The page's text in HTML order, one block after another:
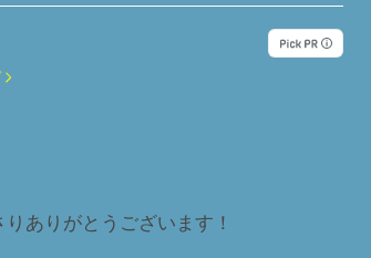
ありがとうございます！